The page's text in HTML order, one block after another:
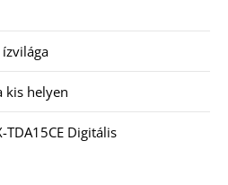
kis helyen
TDA15CE Digitális